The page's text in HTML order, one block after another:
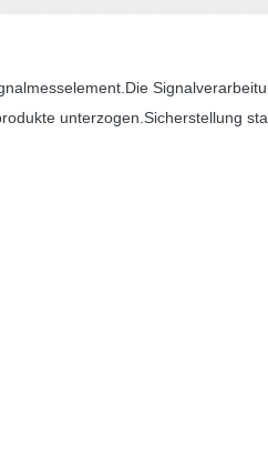
unterzogen.Sicherstellung